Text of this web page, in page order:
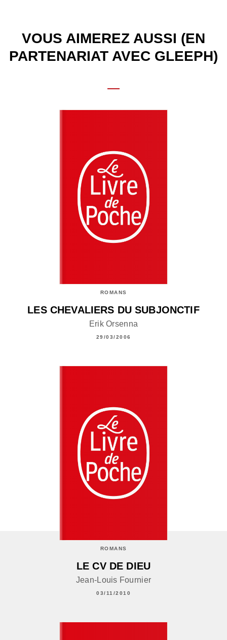
VOUS AIMEREZ AUSSI (EN
PARTENARIAT AVEC GLEEPH)
ROMANS
LES CHEVALIERS DU SUBJONCTIF
Erik Orsenna
29/03/2006
ROMANS
LE CV DE DIEU
Jean-Louis Fournier
03/11/2010